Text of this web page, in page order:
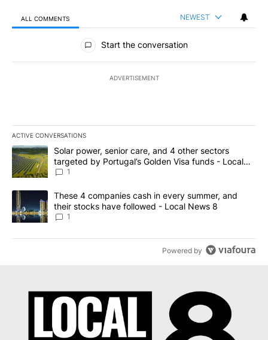
ALL COMMENTS NEWEST
All Comments
Start the conversation
ADVERTISEMENT
ACTIVE CONVERSATIONS
The following is a list of the most commented articles in the last
A trending article titled "Solar power, senior care, and 4 other
Solar power, senior care, and 4 other sectors
targeted by Portugal’s Golden Visa funds - Local
News 8
1
A trending article titled "These 4 companies cash in every
These 4 companies cash in every summer, and
their stocks have followed - Local News 8
1
Powered by